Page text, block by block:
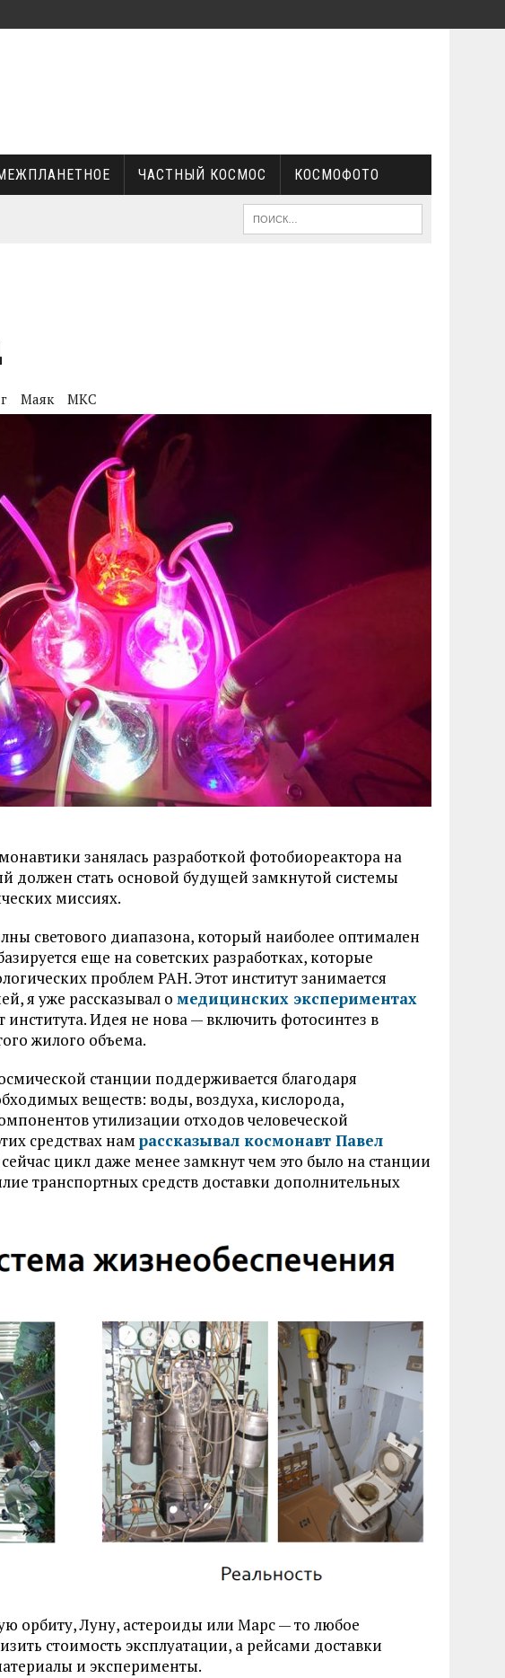
ЧАСТНЫЙ КОСМОС КОСМОФОТО
Маяк МКС
занялась разработкой фотобиореактора на
должен стать основой будущей замкнутой системы
миссиях.
светового диапазона, который наиболее оптимален
еще на советских разработках, которые
проблем РАН. Этот институт занимается
я уже рассказывал омедицинских экспериментах
института. Идея не нова — включить фотосинтез в
жилого объема.
станции поддерживается благодаря
веществ: воды, воздуха, кислорода,
утилизации отходов человеческой
средствах намрассказывал космонавт Павел
цикл даже менее замкнут чем это было на станции
транспортных средств доставки дополнительных
орбиту, Луну, астероиды или Марс — то любое
стоимость эксплуатации, а рейсами доставки
и эксперименты.